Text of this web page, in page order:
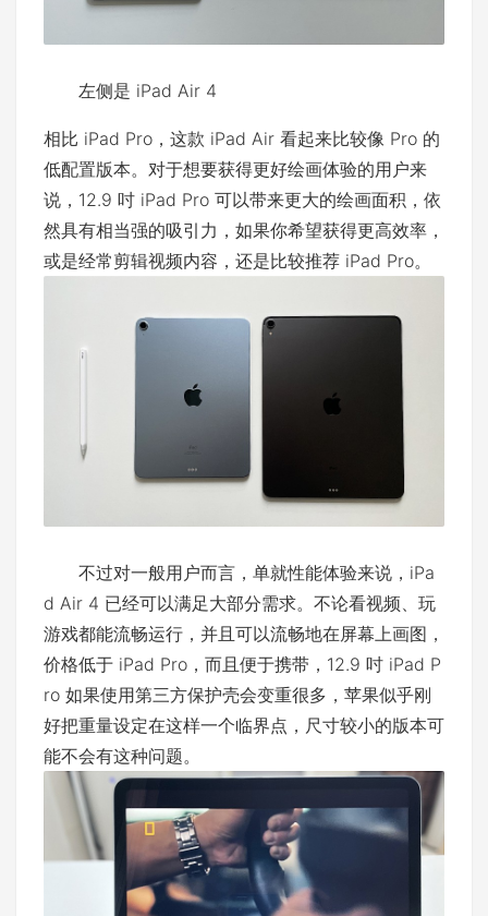
左侧是 iPad Air 4
相比 iPad Pro，这款 iPad Air 看起来比较像 Pro 的
低配置版本。对于想要获得更好绘画体验的用户来
说，12.9 吋 iPad Pro 可以带来更大的绘画面积，依
然具有相当强的吸引力，如果你希望获得更高效率，
或是经常剪辑视频内容，还是比较推荐 iPad Pro。
不过对一般用户而言，单就性能体验来说，iPa
d Air 4 已经可以满足大部分需求。不论看视频、玩
游戏都能流畅运行，并且可以流畅地在屏幕上画图，
价格低于 iPad Pro，而且便于携带，12.9 吋 iPad P
ro 如果使用第三方保护壳会变重很多，苹果似乎刚
好把重量设定在这样一个临界点，尺寸较小的版本可
能不会有这种问题。